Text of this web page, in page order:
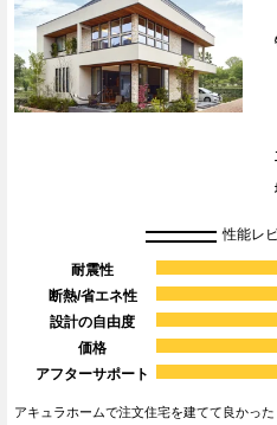
性能レ
耐震性
断熱/省エネ性
設計の自由度
価格
アフターサポート
アキュラホームで注文住宅を建てて良かっ